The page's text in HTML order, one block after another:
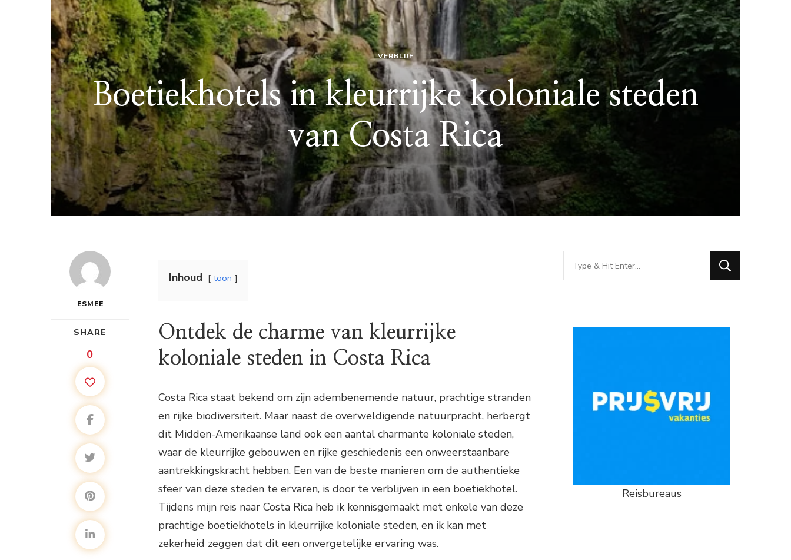
VERBLIJF
Boetiekhotels in kleurrijke koloniale steden
van Costa Rica
ESMEE
SHARE
0
Inhoud toon
Ontdek de charme van kleurrijke
koloniale steden in Costa Rica
Costa Rica staat bekend om zijn adembenemende natuur, prachtige stranden
en rijke biodiversiteit. Maar naast de overweldigende natuurpracht, herbergt
dit Midden-Amerikaanse land ook een aantal charmante koloniale steden,
waar de kleurrijke gebouwen en rijke geschiedenis een onweerstaanbare
aantrekkingskracht hebben. Een van de beste manieren om de authentieke
sfeer van deze steden te ervaren, is door te verblijven in een boetiekhotel.
Tijdens mijn reis naar Costa Rica heb ik kennisgemaakt met enkele van deze
prachtige boetiekhotels in kleurrijke koloniale steden, en ik kan met
zekerheid zeggen dat dit een onvergetelijke ervaring was.
Looking
for
Reisbureaus